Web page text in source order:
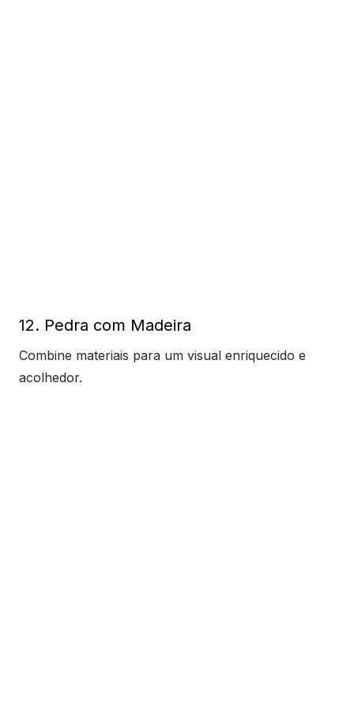
12. Pedra com Madeira
Combine materiais para um visual enriquecido e
acolhedor.